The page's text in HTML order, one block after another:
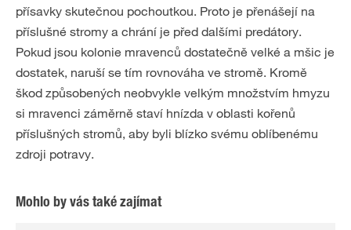
přísavky skutečnou pochoutkou. Proto je přenášejí na
příslušné stromy a chrání je před dalšími predátory.
Pokud jsou kolonie mravenců dostatečně velké a mšic je
dostatek, naruší se tím rovnováha ve stromě. Kromě
škod způsobených neobvykle velkým množstvím hmyzu
si mravenci záměrně staví hnízda v oblasti kořenů
příslušných stromů, aby byli blízko svému oblíbenému
zdroji potravy.
Mohlo by vás také zajímat